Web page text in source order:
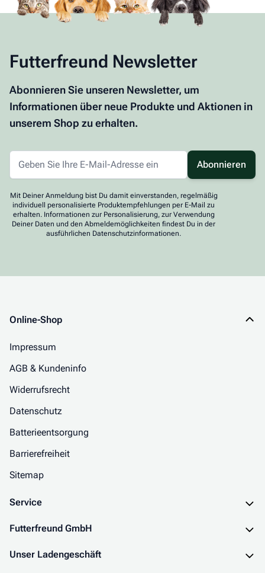
Futterfreund Newsletter
Abonnieren Sie unseren Newsletter, um
Informationen über neue Produkte und Aktionen in
unserem Shop zu erhalten.
Abonnieren
Mit Deiner Anmeldung bist Du damit einverstanden, regelmäßig
individuell personalisierte Produktempfehlungen per E-Mail zu
erhalten. Informationen zur Personalisierung, zur Verwendung
Deiner Daten und den Abmeldemöglichkeiten findest Du in der
ausführlichen Datenschutzinformationen.
Online-Shop
Impressum
AGB & Kundeninfo
Widerrufsrecht
Datenschutz
Batterieentsorgung
Barrierefreiheit
Sitemap
Service
Futterfreund GmbH
Unser Ladengeschäft